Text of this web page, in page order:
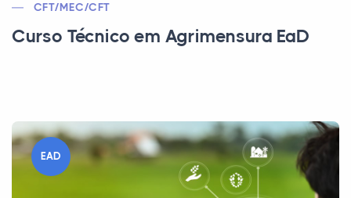
CFT/MEC/CFT
Curso Técnico em Agrimensura EaD
EAD